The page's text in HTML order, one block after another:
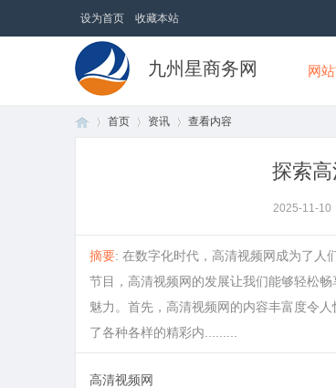
设为首页 收藏本站
九州星商务网 网
首页 资讯 查看内容
探索
2025-11-10
摘要: 在数字化时代，高清视频网成为了人
节目，高清视频网的发展让我们能够轻松
魅力。首先，高清视频网的内容丰富度令
了各种各样的精彩内.........
高清视频网